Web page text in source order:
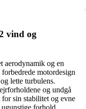
vind og
aerodynamik og en
motordesign
lette turbulens.
og undgå
sin stabilitet og evne